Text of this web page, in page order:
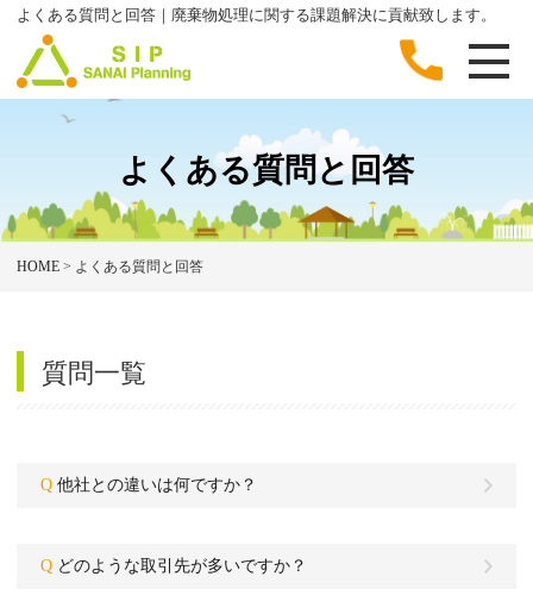
よくある質問と回答｜廃棄物処理に関する課題解決に貢献致します。
よくある質問と回答
HOME > よくある質問と回答
質問一覧
Q 他社との違いは何ですか？
Q どのような取引先が多いですか？